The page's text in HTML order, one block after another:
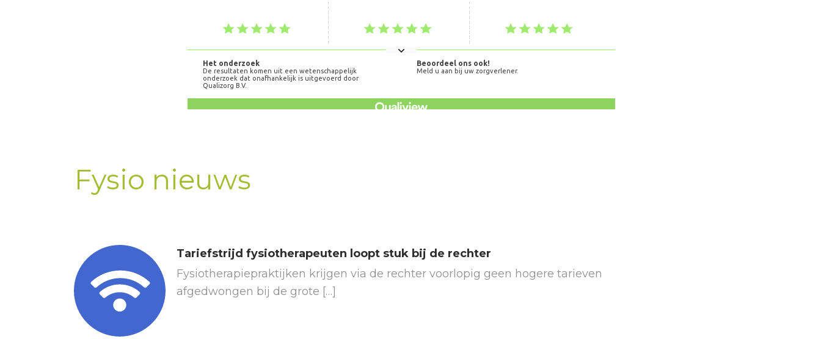
Fysio nieuws
Tariefstrijd fysiotherapeuten loopt stuk bij de rechter
Fysiotherapiepraktijken krijgen via de rechter voorlopig geen hogere tarieven
afgedwongen bij de grote […]